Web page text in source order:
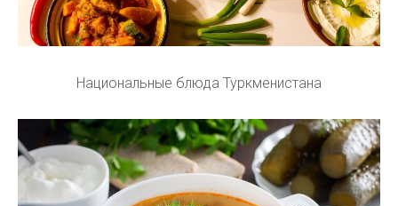
Национальные блюда Туркменистана